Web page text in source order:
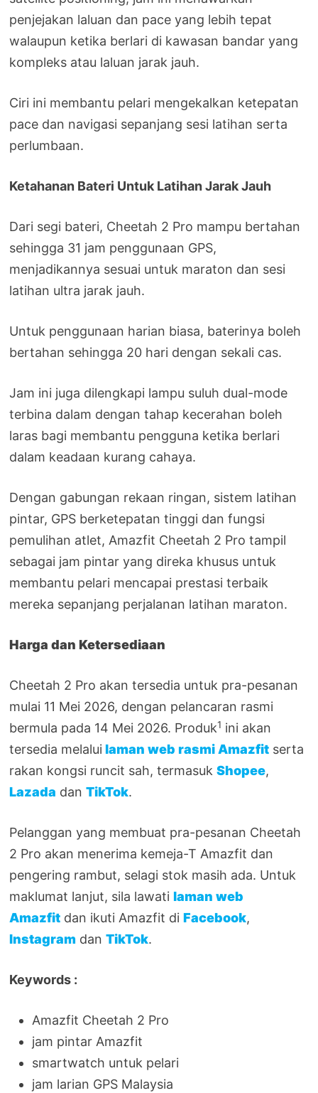
penjejakan laluan dan pace yang lebih tepat
walaupun ketika berlari di kawasan bandar yang
kompleks atau laluan jarak jauh.
Ciri ini membantu pelari mengekalkan ketepatan
pace dan navigasi sepanjang sesi latihan serta
perlumbaan.
Ketahanan Bateri Untuk Latihan Jarak Jauh
Dari segi bateri, Cheetah 2 Pro mampu bertahan
sehingga 31 jam penggunaan GPS,
menjadikannya sesuai untuk maraton dan sesi
latihan ultra jarak jauh.
Untuk penggunaan harian biasa, baterinya boleh
bertahan sehingga 20 hari dengan sekali cas.
Jam ini juga dilengkapi lampu suluh dual-mode
terbina dalam dengan tahap kecerahan boleh
laras bagi membantu pengguna ketika berlari
dalam keadaan kurang cahaya.
Dengan gabungan rekaan ringan, sistem latihan
pintar, GPS berketepatan tinggi dan fungsi
pemulihan atlet, Amazfit Cheetah 2 Pro tampil
sebagai jam pintar yang direka khusus untuk
membantu pelari mencapai prestasi terbaik
mereka sepanjang perjalanan latihan maraton.
Harga dan Ketersediaan
Cheetah 2 Pro akan tersedia untuk pra-pesanan
mulai 11 Mei 2026, dengan pelancaran rasmi
bermula pada 14 Mei 2026. Produk1 ini akan
tersedia melalui laman web rasmi Amazfit serta
rakan kongsi runcit sah, termasukShopee,
Lazada danTikTok.
Pelanggan yang membuat pra-pesanan Cheetah
2 Pro akan menerima kemeja-T Amazfit dan
pengering rambut, selagi stok masih ada. Untuk
maklumat lanjut, sila lawatilaman web
Amazfit dan ikuti Amazfit diFacebook,
Instagram danTikTok.
Keywords :
Amazfit Cheetah 2 Pro
jam pintar Amazfit
smartwatch untuk pelari
jam larian GPS Malaysia